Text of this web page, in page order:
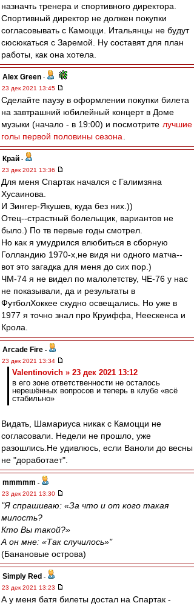
назначть тренера и спортивного директора.
Спортивный директор не должен покупки
согласовывать с Камоцци. Итальянцы не будут
сюсюкаться с Заремой. Ну составят для план
работы, как она хотела.
Alex Green -
23 дек 2021 13:45
Сделайте паузу в оформлении покупки билета
на завтрашний юбилейный концерт в Доме
музыки (начало - в 19:00) и посмотрите лучшие
голы первой половины сезона
Край -
23 дек 2021 13:36
Для меня Спартак начался с Галимзяна
Хусаинова.
И Зингер-Якушев, куда без них.))
Отец--страстный болельщик, вариантов не
было.) По тв первые годы смотрел.
Но как я умудрился влюбиться в сборную
Голландию 1970-х,не видя ни одного матча--
вот это загадка для меня до сих пор.)
ЧМ-74 я не видел по малолетству, ЧЕ-76 у нас
не показывали, да и результаты в
ФутболХоккее скудно освещались. Но уже в
1977 я точно знал про Круиффа, Неескенса и
Крола.
Arcade Fire -
23 дек 2021 13:34
Valentinovich » 23 дек 2021 13:12
в его зоне ответственности не осталось
нерешённых вопросов и теперь в клубе «всё
стабильно»
Видать, Шамариуса никак с Камоцци не
согласовали. Недели не прошло, уже
разошлись.Не удивлюсь, если Ваноли до весны
не "доработает".
mmmmm -
23 дек 2021 13:30
"Я спрашиваю: «За что и от кого такая
милость?
Кто Вы такой?»
А он мне: «Так случилось»"
(Банановые острова)
Simply Red -
23 дек 2021 13:23
А у меня батя билеты достал на Спартак -